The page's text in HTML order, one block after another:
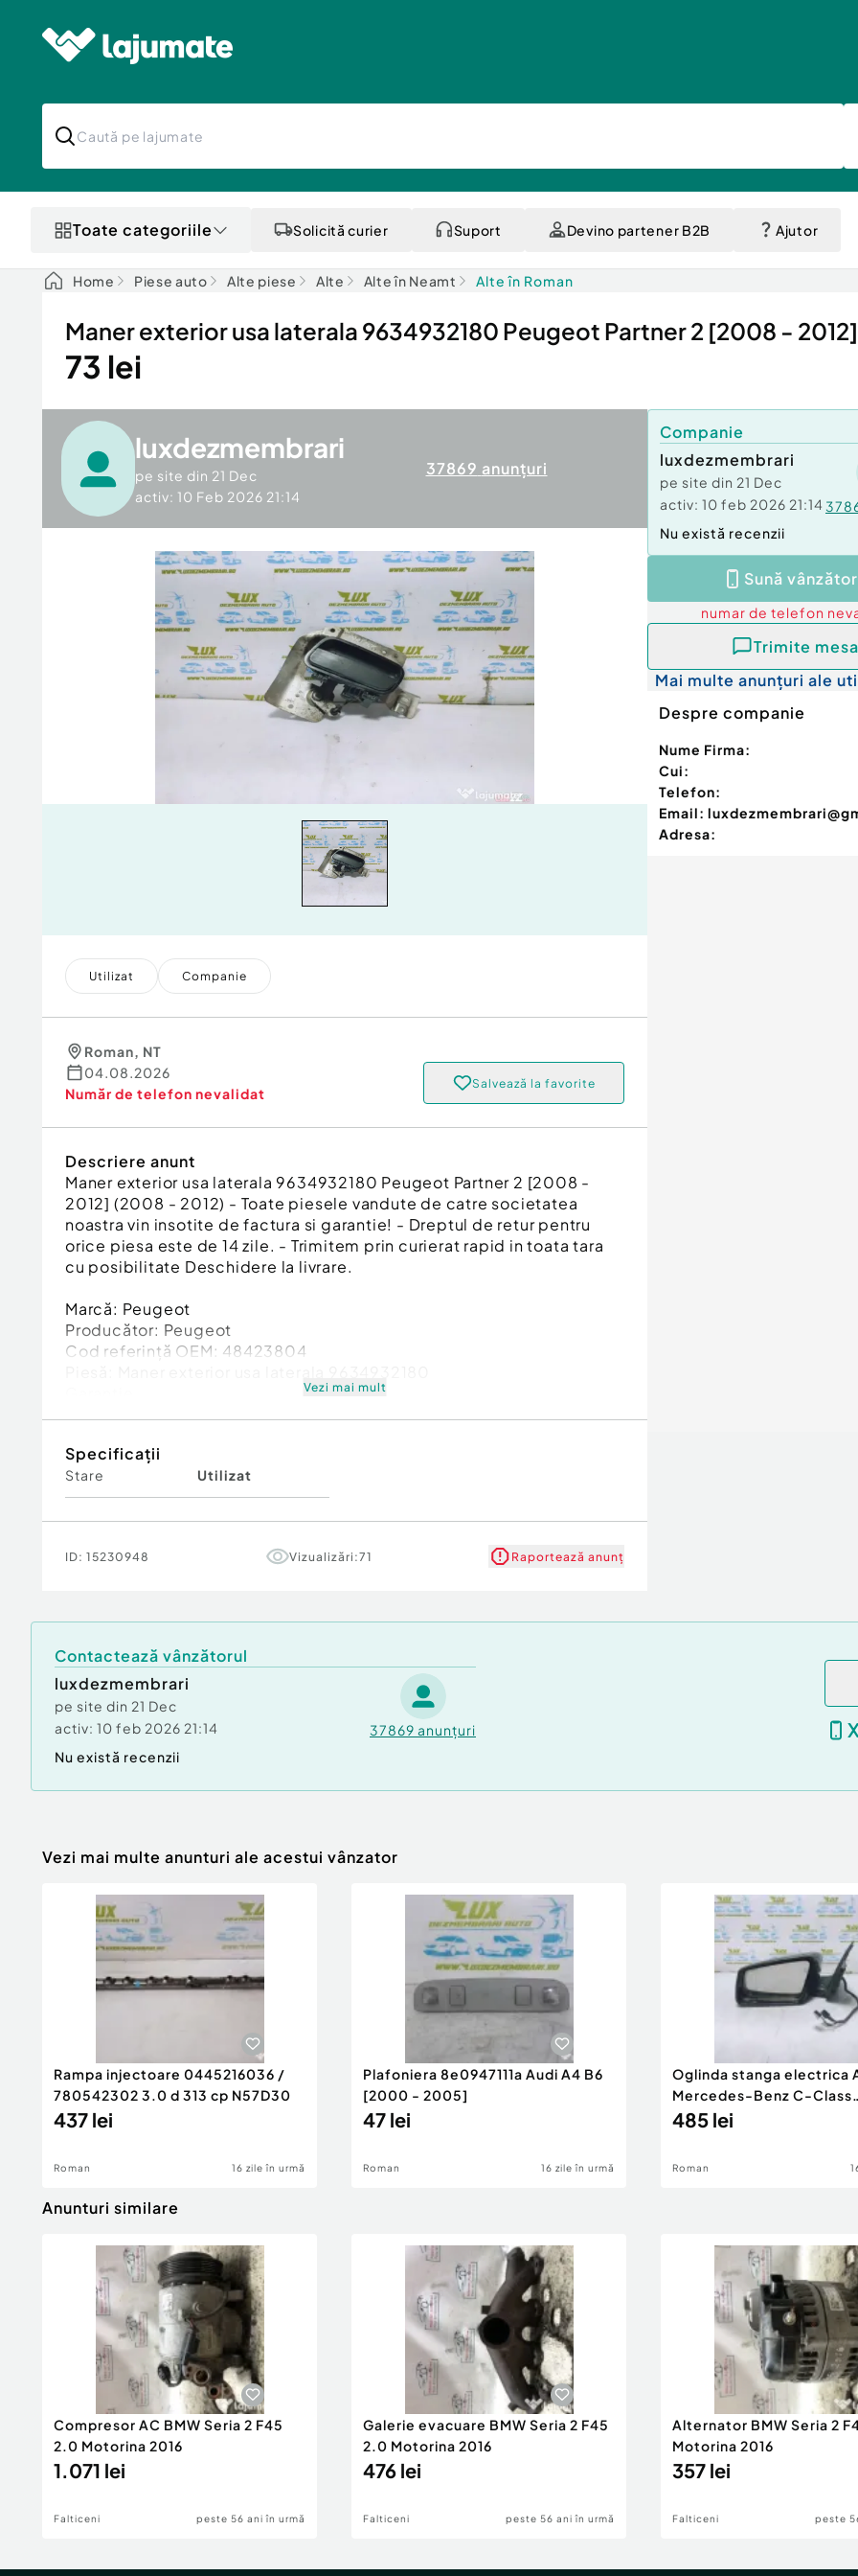
Toate categoriile Solicită curier Suport Devino partener B2B Ajutor
Home Piese auto Alte piese Alte Alte în Neamt Alte în Roman
Maner exterior usa laterala 9634932180 Peugeot Partner 2 [2008 - 2012]
73 lei
luxdezmembrari
pe site din 21 Dec
activ: 10 Feb 2026 21:14
37869 anunțuri
Utilizat Companie
Roman, NT
04.08.2026
Număr de telefon nevalidat
Salvează la favorite
Descriere anunt
Maner exterior usa laterala 9634932180 Peugeot Partner 2 [2008 -
2012] (2008 - 2012) - Toate piesele vandute de catre societatea
noastra vin insotite de factura si garantie! - Dreptul de retur pentru
orice piesa este de 14 zile. - Trimitem prin curierat rapid in toata tara
cu posibilitate Deschidere la livrare.
Marcă: Peugeot
Producător: Peugeot
Cod referinţă OEM: 48423804
Vezi mai mult
Specificații
Stare Utilizat
ID: 15230948 Vizualizări:71 Raportează anunț
Companie
luxdezmembrari
pe site din 21 Dec
activ: 10 feb 2026 21:14
Nu există recenzii
Sună
numar de telefon
Trimite
Mai multe anunțuri ale
Despre companie
Nume Firma:
Cui:
Telefon:
Email:
Adresa:
Contactează vânzătorul
luxdezmembrari
pe site din 21 Dec
activ: 10 feb 2026 21:14 37869 anunțuri
Nu există recenzii
Vezi mai multe anunturi ale acestui vânzator
Rampa injectoare 0445216036 /
780542302 3.0 d 313 cp N57D30
437 lei
Roman 16 zile în urmă
Plafoniera 8e0947111a Audi A4 B6
[2000 - 2005]
47 lei
Roman 16 zile în urmă
Oglinda stanga electrica
Mercedes-Benz C-Class
W204/S204 [200
485 lei
Roman
Anunturi similare
Compresor AC BMW Seria 2 F45
2.0 Motorina 2016
1.071 lei
Falticeni peste 56 ani în urmă
Galerie evacuare BMW Seria 2 F45
2.0 Motorina 2016
476 lei
Falticeni peste 56 ani în urmă
Alternator BMW Seria 2
Motorina 2016
357 lei
Falticeni peste